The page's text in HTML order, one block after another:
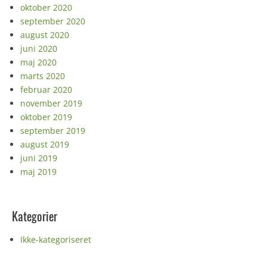
oktober 2020
september 2020
august 2020
juni 2020
maj 2020
marts 2020
februar 2020
november 2019
oktober 2019
september 2019
august 2019
juni 2019
maj 2019
Kategorier
Ikke-kategoriseret